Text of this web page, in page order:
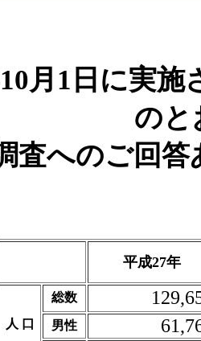
月1日に実
のと
査へのご回
平成27年
人 口
総数
男性